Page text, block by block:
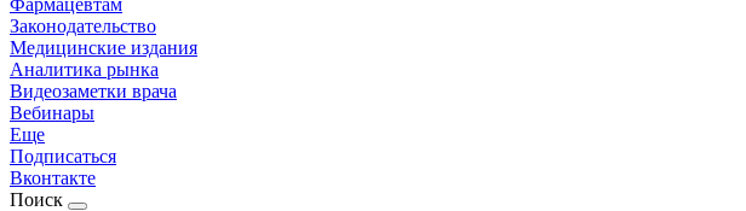
Фармацевтам
Законодательство
Медицинские издания
Аналитика рынка
Видеозаметки врача
Вебинары
Еще
Подписаться
Вконтакте
Поиск